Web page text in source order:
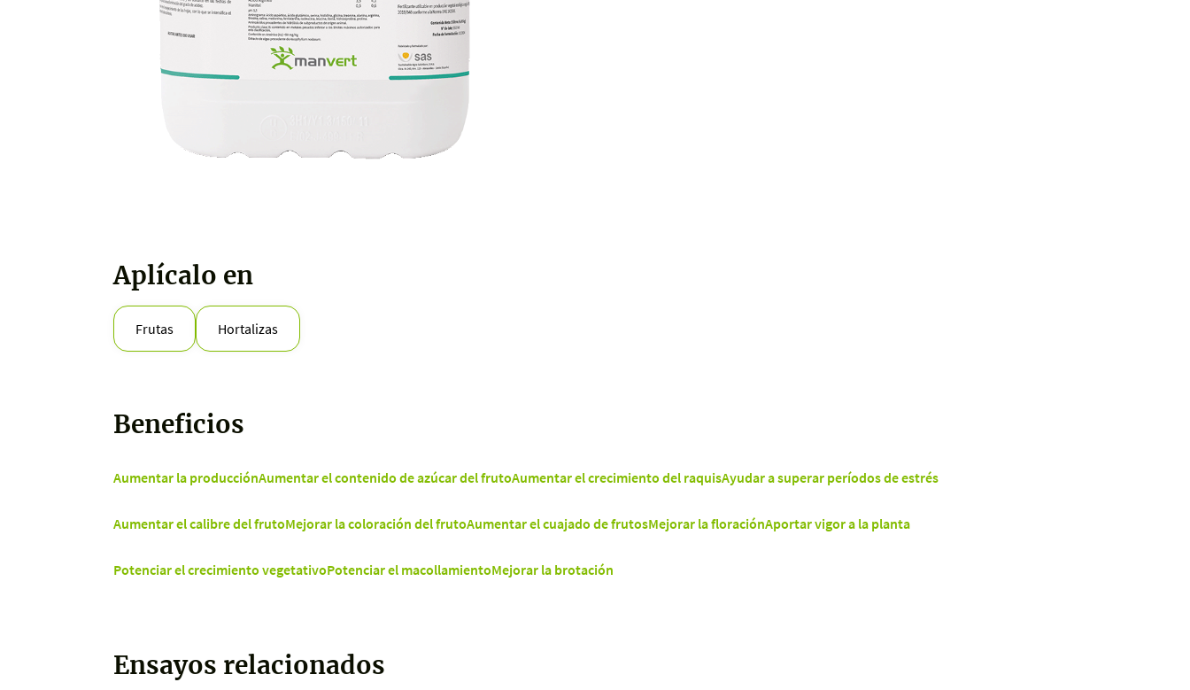
Aplícalo en
Frutas Hortalizas
Beneficios
Aumentar la producciónAumentar el contenido de azúcar del frutoAumentar el crecimiento del raquisAyudar a superar períodos de estrés
Aumentar el calibre del frutoMejorar la coloración del frutoAumentar el cuajado de frutosMejorar la floraciónAportar vigor a la planta
Potenciar el crecimiento vegetativoPotenciar el macollamientoMejorar la brotación
Ensayos relacionados